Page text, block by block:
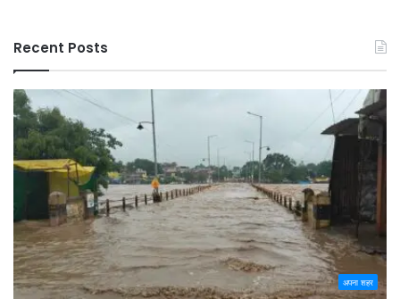
Recent Posts
अपना शहर